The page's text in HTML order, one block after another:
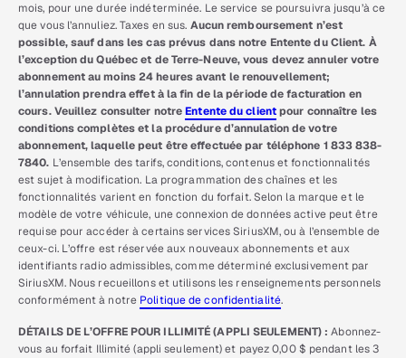
mois, pour une durée indéterminée. Le service se poursuivra jusqu’à ce
que vous l’annuliez. Taxes en sus. Aucun remboursement n’est
possible, sauf dans les cas prévus dans notre Entente du Client. À
l’exception du Québec et de Terre-Neuve, vous devez annuler votre
abonnement au moins 24 heures avant le renouvellement;
l’annulation prendra effet à la fin de la période de facturation en
cours. Veuillez consulter notreEntente du clientpour connaître les
conditions complètes et la procédure d’annulation de votre
abonnement, laquelle peut être effectuée par téléphone 1 833 838-
7840. L’ensemble des tarifs, conditions, contenus et fonctionnalités
est sujet à modification. La programmation des chaînes et les
fonctionnalités varient en fonction du forfait. Selon la marque et le
modèle de votre véhicule, une connexion de données active peut être
requise pour accéder à certains services SiriusXM, ou à l’ensemble de
ceux-ci. L’offre est réservée aux nouveaux abonnements et aux
identifiants radio admissibles, comme déterminé exclusivement par
SiriusXM. Nous recueillons et utilisons les renseignements personnels
conformément à notre Politique de confidentialité.
DÉTAILS DE L’OFFRE POUR ILLIMITÉ (APPLI SEULEMENT) : Abonnez-
vous au forfait Illimité (appli seulement) et payez 0,00 $ pendant les 3